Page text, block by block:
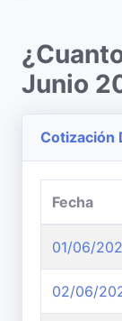
Junio
Cotización
Fecha
01/06/
02/06/